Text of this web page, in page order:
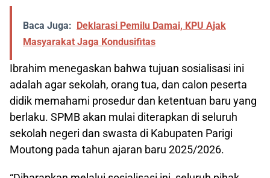
Baca Juga:
Deklarasi Pemilu Damai, KPU Ajak
Masyarakat Jaga Kondusifitas
Ibrahim menegaskan bahwa tujuan sosialisasi ini
adalah agar sekolah, orang tua, dan calon peserta
didik memahami prosedur dan ketentuan baru yang
berlaku. SPMB akan mulai diterapkan di seluruh
sekolah negeri dan swasta di Kabupaten Parigi
Moutong pada tahun ajaran baru 2025/2026.